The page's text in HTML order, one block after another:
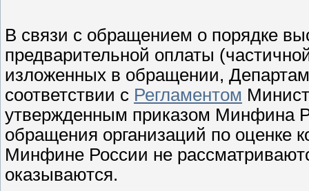
В связи с обращением о порядке
предварительной оплаты
изложенных в обращении,
соответствии с Регламентом
утвержденным приказом Минфина
обращения организаций по оценке
Минфине России не
оказываются.